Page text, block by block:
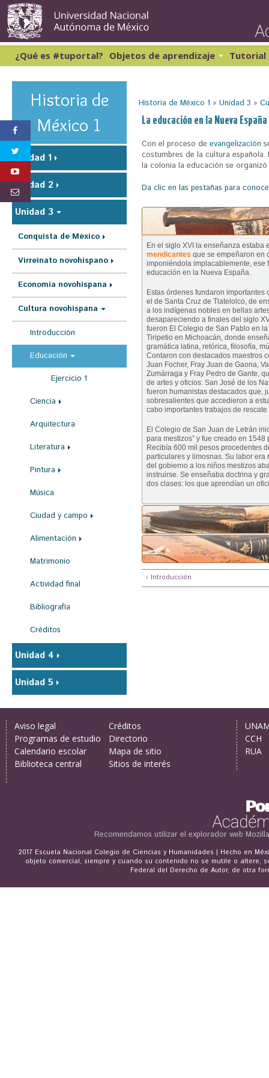
¿Qué es #tuportal? Objetos de aprendizaje
Lectura y Redacción 2
Lectura y Redacción 3
Lectura y Redacción 4
Inglés 1
Matemáticas 2
Tutorial
S
e
n
c
u
n
Historia de México 1 »Unidad 3 »
La educación en la Nueva España
Con el proceso deevangelización
costumbres de la cultura
la colonia la educación se
Da clic en las pestañas para
En el siglo XVI la enseñanza estaba
mendicantes que se empeñaron en
imponiéndola implacablemente, ese
educación en la Nueva España.
Estas órdenes fundaron
el de Santa Cruz de Tlatelolco, de
a los indígenas nobles en bellas
desapareciendo a finales del siglo
fueron El Colegio de San Pablo en
Tiripetio en Michoacán, donde
gramática latina, retórica, filosofía,
Contaron con destacados maestros
Juan Focher, Fray Juan de Gaona,
Zumárraga y Fray Pedro de Gante,
de artes y oficios: San José de los
fueron humanistas destacados que,
sobresalientes que accedieron a
cabo importantes trabajos de
El Colegio de San Juan de Letrán
para mestizos” y fue creado en 1548
Recibía 600 mil pesos procedentes
particulares y limosnas. Su labor era
del gobierno a los niños mestizos
instruirse. Se enseñaba doctrina y
dos clases: los que aprendían un
‹ Introducción
Historia de
México 1
Unidad 1
Unidad 2
Unidad 3
Conquista de México
Virreinato novohispano
Economía novohispana
Cultura novohispana
Introducción
Educación
Ejercicio 1
Ciencia
Arquitectura
Literatura
Pintura
Música
Ciudad y campo
Alimentación
Matrimonio
Actividad final
Bibliografía
Créditos
Unidad 4
Unidad 5
Aviso legal
Programas de estudio
Calendario escolar
Biblioteca central
Créditos
Directorio
Mapa de sitio
Sitios de interés
CCH
RUA
Recomendamos utilizar el explorador web
2017 Escuela Nacional Colegio de Ciencias y Humanidades | Hecho en
objeto comercial, siempre y cuando su contenido no se mutile o altere,
Federal del Derecho de Autor, de otra